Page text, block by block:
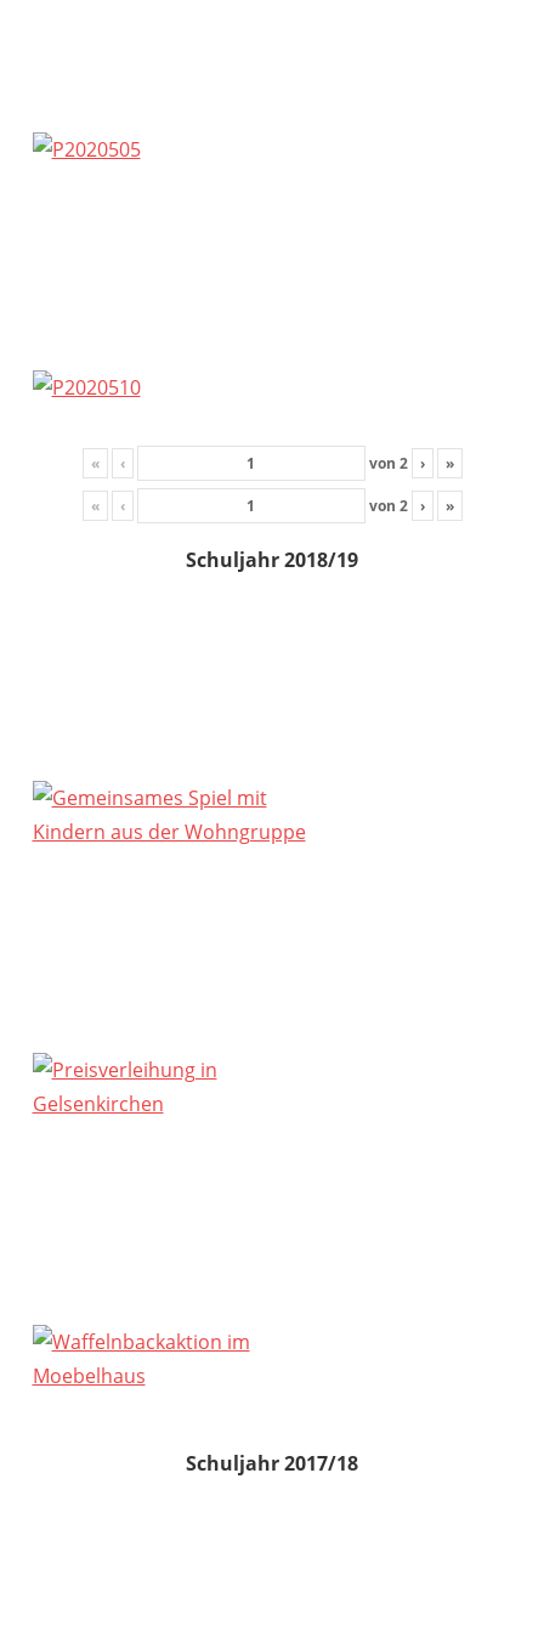
« ‹ von 2 › »
« ‹ von 2 › »
Schuljahr 2018/19
Schuljahr 2017/18